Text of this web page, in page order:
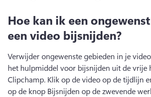
Hoe kan ik een
een video bijsnijden?
Verwijder ongewenste gebieden in je
het hulpmiddel voor bijsnijden uit de vrije
Clipchamp. Klik op de video op de tijdlijn
op de knop Bijsnijden op de zwevende